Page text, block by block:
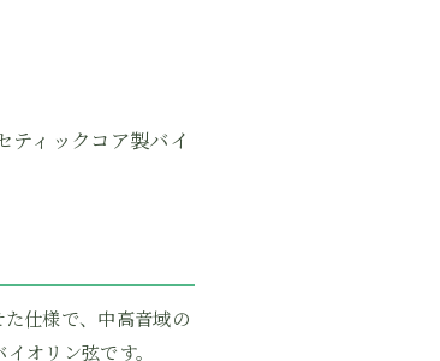
ティックコア製バイ
仕様で、中高音域の
オリン弦です。